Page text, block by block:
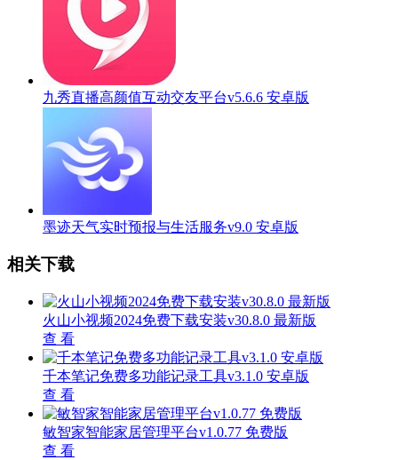
九秀直播高颜值互动交友平台v5.6.6 安卓版
墨迹天气实时预报与生活服务v9.0 安卓版
相关下载
火山小视频2024免费下载安装v30.8.0 最新版
查 看
千本笔记免费多功能记录工具v3.1.0 安卓版
查 看
敏智家智能家居管理平台v1.0.77 免费版
查 看